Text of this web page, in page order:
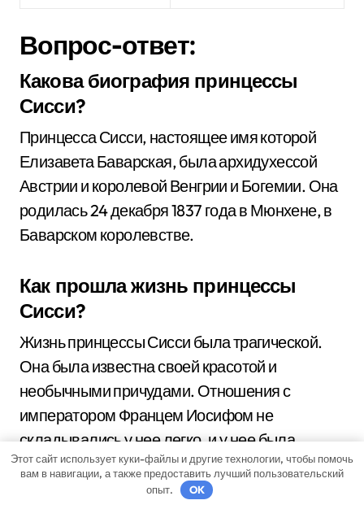
Вопрос-ответ:
Какова биография принцессы
Сисси?
Принцесса Сисси, настоящее имя которой
Елизавета Баварская, была архидухессой
Австрии и королевой Венгрии и Богемии. Она
родилась 24 декабря 1837 года в Мюнхене, в
Баварском королевстве.
Как прошла жизнь принцессы
Сисси?
Жизнь принцессы Сисси была трагической.
Она была известна своей красотой и
необычными причудами. Отношения с
императором Францем Иосифом не
складывались у нее легко, и у нее была
сложная семейная жизнь. В конце концов, она
была убита в 1898 году в Вене.
Этот сайт использует куки-файлы и другие технологии, чтобы помочь
вам в навигации, а также предоставить лучший пользовательский
опыт.
OK